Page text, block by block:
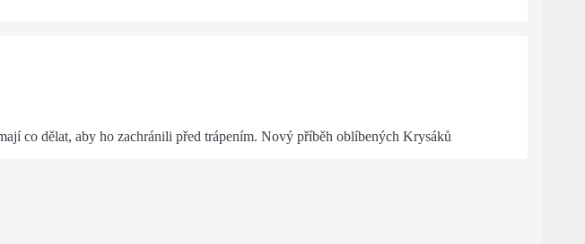
co dělat, aby ho zachránili před trápením. Nový příběh oblíbených Krysáků